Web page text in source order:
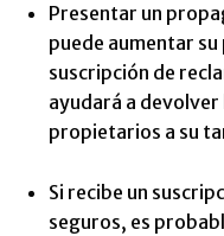
Presentar un
puede aumentar
suscripción de
ayudará a devolver
propietarios a su
Si recibe un
seguros, es